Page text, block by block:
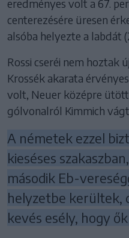
eredményes volt a 67.
centerezésére üresen
alsóba helyezte a labdát
Rossi cseréi nem hoztak
Krossék akarata
volt, Neuer középre
gólvonalról Kimmich
A németek ezzel
kieséses
második Eb-
helyzetbe kerültek,
kevés esély, hogy